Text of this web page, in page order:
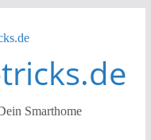
Smarthome